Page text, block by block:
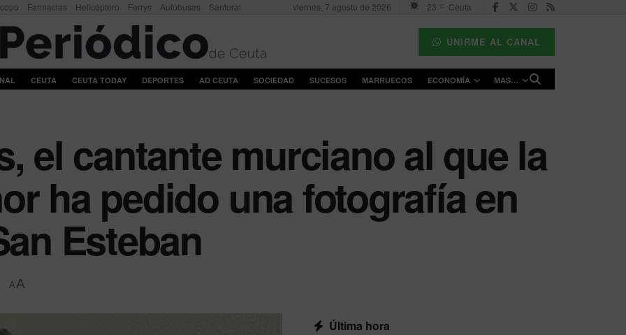
Farmacias Helicóptero Ferrys Autobuses Santoral viernes, 7 agosto de 2026 23 °C Ceuta
UNIRME AL CANAL
CEUTA CEUTA TODAY DEPORTES AD CEUTA SOCIEDAD SUCESOS MARRUECOS ECONOMÍA MAS…
el cantante murciano al que la
ha pedido una fotografía en
Esteban
AA
Última hora